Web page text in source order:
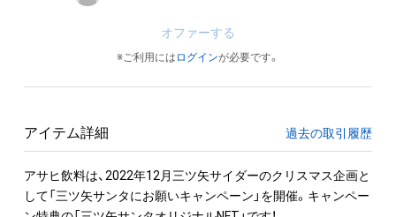
オファーする
※ご利用には ログインが必要です。
アイテム詳細 過去の取引履歴
アサヒ飲料は、2022年12月三ツ矢サイダーのクリスマス企画と
して「三ツ矢サンタにお願いキャンペーン」を開催。キャンペー